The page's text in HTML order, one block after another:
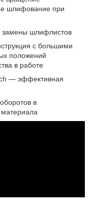
шлифование при
замены шлифлистов
с большими
положений
в работе
— эффективная
в